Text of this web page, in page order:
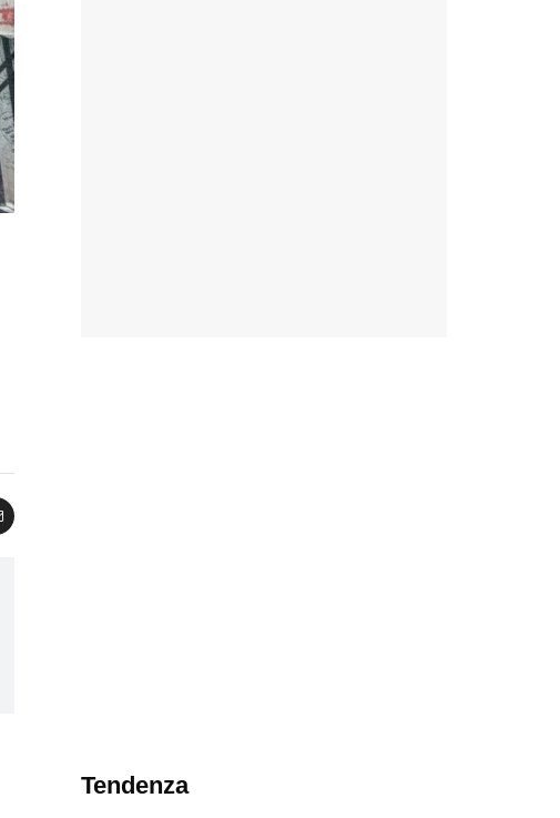
Tendenza